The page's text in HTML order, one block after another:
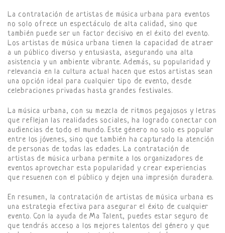
La contratación de artistas de música urbana para eventos
no solo ofrece un espectáculo de alta calidad, sino que
también puede ser un factor decisivo en el éxito del evento.
Los artistas de música urbana tienen la capacidad de atraer
a un público diverso y entusiasta, asegurando una alta
asistencia y un ambiente vibrante. Además, su popularidad y
relevancia en la cultura actual hacen que estos artistas sean
una opción ideal para cualquier tipo de evento, desde
celebraciones privadas hasta grandes festivales.
La música urbana, con su mezcla de ritmos pegajosos y letras
que reflejan las realidades sociales, ha logrado conectar con
audiencias de todo el mundo. Este género no solo es popular
entre los jóvenes, sino que también ha capturado la atención
de personas de todas las edades. La contratación de
artistas de música urbana permite a los organizadores de
eventos aprovechar esta popularidad y crear experiencias
que resuenen con el público y dejen una impresión duradera.
En resumen, la contratación de artistas de música urbana es
una estrategia efectiva para asegurar el éxito de cualquier
evento. Con la ayuda de Ma Talent, puedes estar seguro de
que tendrás acceso a los mejores talentos del género y que